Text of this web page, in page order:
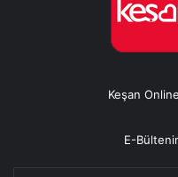
Keşan
E-